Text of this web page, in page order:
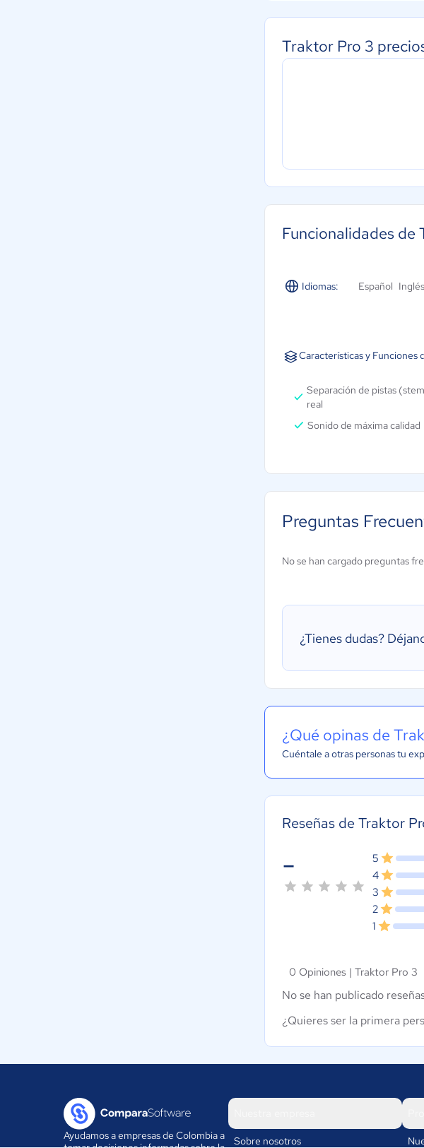
Traktor Pro 3
Funcionalidades de
Idiomas: Español Inglés
Características y Funciones
Separación de pistas
real
Sonido de máxima calidad
Preguntas
No se han cargado preguntas
¿Tienes dudas?
¿Qué opinas de
Cuéntale a otras personas tu
Reseñas de Traktor
- 5
4
3
2
1
0 Opiniones | Traktor Pro 3
No se han publicado
¿Quieres ser la primera
Ayudamos a empresas de Colombia a
Sobre nosotros